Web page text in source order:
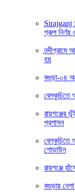
Sirajganj
গ্রুপ নির্ণয়
নন্দীগ্রামে
হয়
বগুড়া-০৪
বেলকুচিতে
রায়গঞ্জের
প্রশাসন
বেলকুচিতে
শোডাউন
রায়গঞ্জে
বগুড়ায়